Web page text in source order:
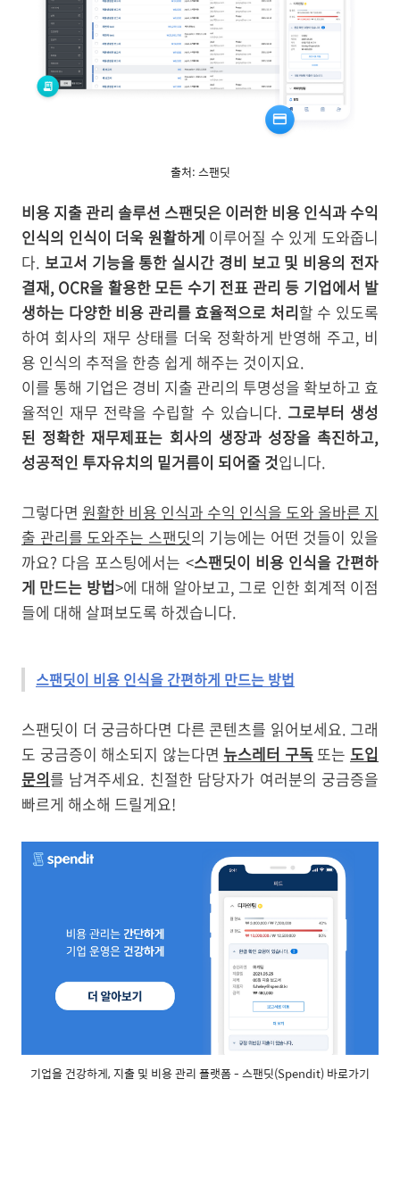
출처: 스팬딧
비용 지출 관리 솔루션 스팬딧은 이러한 비용 인식과 수익
인식의 인식이 더욱 원활하게 이루어질 수 있게 도와줍니
다. 보고서 기능을 통한 실시간 경비 보고 및 비용의 전자
결재, OCR을 활용한 모든 수기 전표 관리 등 기업에서 발
생하는 다양한 비용 관리를 효율적으로 처리할 수 있도록
하여 회사의 재무 상태를 더욱 정확하게 반영해 주고, 비
용 인식의 추적을 한층 쉽게 해주는 것이지요.
이를 통해 기업은 경비 지출 관리의 투명성을 확보하고 효
율적인 재무 전략을 수립할 수 있습니다. 그로부터 생성
된 정확한 재무제표는 회사의 생장과 성장을 촉진하고,
성공적인 투자유치의 밑거름이 되어줄 것입니다.
그렇다면 원활한 비용 인식과 수익 인식을 도와 올바른 지
출 관리를 도와주는 스팬딧의 기능에는 어떤 것들이 있을
까요? 다음 포스팅에서는 <스팬딧이 비용 인식을 간편하
게 만드는 방법>에 대해 알아보고, 그로 인한 회계적 이점
들에 대해 살펴보도록 하겠습니다.
스팬딧이 비용 인식을 간편하게 만드는 방법
스팬딧이 더 궁금하다면 다른 콘텐츠를 읽어보세요. 그래
도 궁금증이 해소되지 않는다면 뉴스레터 구독 또는 도입
문의를 남겨주세요. 친절한 담당자가 여러분의 궁금증을
빠르게 해소해 드릴게요!
기업을 건강하게, 지출 및 비용 관리 플랫폼 - 스팬딧(Spendit) 바로가기